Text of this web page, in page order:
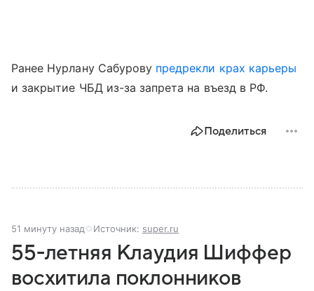
Ранее Нурлану Сабурову предрекли крах карьеры
и закрытие ЧБД из-за запрета на въезд в РФ.
Поделиться
51 минуту назад Источник: super.ru
55-летняя Клаудия Шиффер
восхитила поклонников